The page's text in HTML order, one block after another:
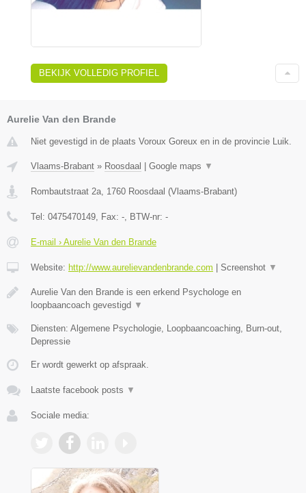
BEKIJK VOLLEDIG PROFIEL
Aurelie Van den Brande
Niet gevestigd in de plaats Voroux Goreux en in de provincie Luik.
Vlaams-Brabant » Roosdaal Google maps ▼
Rombautstraat 2a, 1760 Roosdaal (Vlaams-Brabant)
Tel: 0475470149, Fax: -, BTW-nr: -
E-mail › Aurelie Van den Brande
Website: http://www.aurelievandenbrande.com Screenshot ▼
Aurelie Van den Brande is een erkend Psychologe en
loopbaancoach gevestigd ▼
Diensten: Algemene Psychologie, Loopbaancoaching, Burn-out,
Depressie
Er wordt gewerkt op afspraak.
Laatste facebook posts ▼
Sociale media: